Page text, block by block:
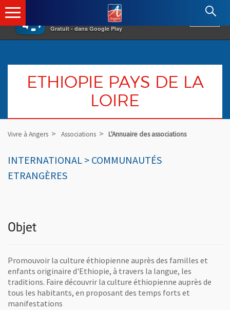
×
Gratuit - dans Google Play
Angers.fr : Retour à l'accueil
ETHIOPIE PAYS DE LA
LOIRE
Vivre à Angers Associations L'Annuaire des associations
INTERNATIONAL > COMMUNAUTÉS
ETRANGÈRES
Objet
Promouvoir la culture éthiopienne auprès des familles et
enfants originaire d'Ethiopie, à travers la langue, les
traditions. Faire découvrir la culture éthiopienne auprès de
tous les habitants, en proposant des temps forts et
manifestations